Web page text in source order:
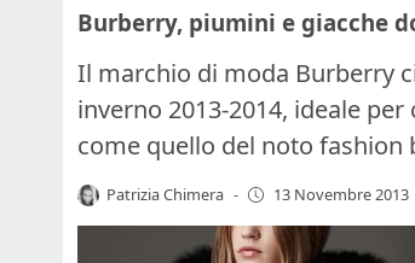
Burberry, piumini e giacche
Il marchio di moda Burberry
inverno 2013-2014, ideale
come quello del noto fashion
Patrizia Chimera - 13 Novembre 2013